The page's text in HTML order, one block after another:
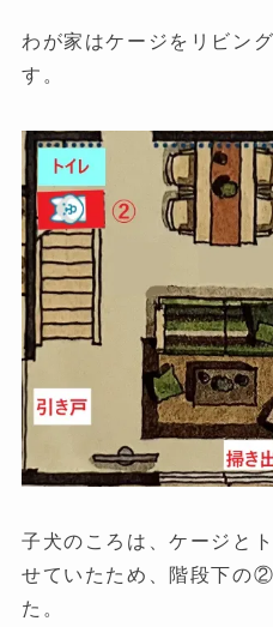
わが家はケージをリビン
す。
子犬のころは、ケージと
せていたため、階段下の
た。